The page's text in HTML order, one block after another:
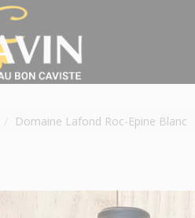
Domaine Lafond Roc-Epine Blanc